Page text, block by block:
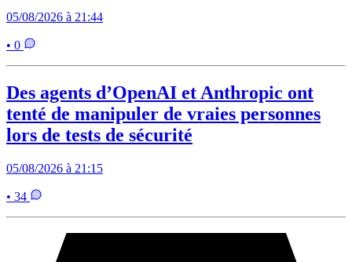
05/08/2026 à 21:44
• 0
Des agents d’OpenAI et Anthropic ont
tenté de manipuler de vraies personnes
lors de tests de sécurité
05/08/2026 à 21:15
• 34